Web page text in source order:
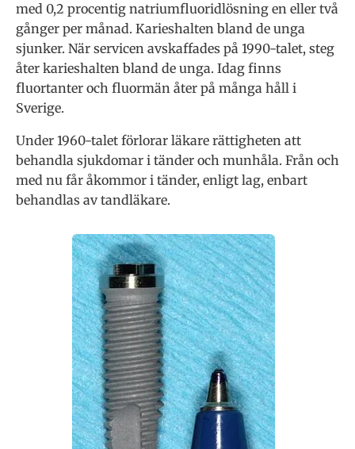
med 0,2 procentig natriumfluoridlösning en eller två
gånger per månad. Karieshalten bland de unga
sjunker. När servicen avskaffades på 1990-talet, steg
åter karieshalten bland de unga. Idag finns
fluortanter och fluormän åter på många håll i
Sverige.
Under 1960-talet förlorar läkare rättigheten att
behandla sjukdomar i tänder och munhåla. Från och
med nu får åkommor i tänder, enligt lag, enbart
behandlas av tandläkare.